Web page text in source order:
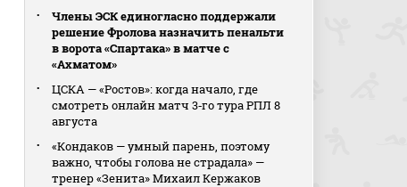
Члены ЭСК единогласно поддержали
решение Фролова назначить пенальти
в ворота «Спартака» в матче с
«Ахматом»
ЦСКА — «Ростов»: когда начало, где
смотреть онлайн матч 3‑го тура РПЛ 8
августа
«Кондаков — умный парень, поэтому
важно, чтобы голова не страдала» —
тренер «Зенита» Михаил Кержаков